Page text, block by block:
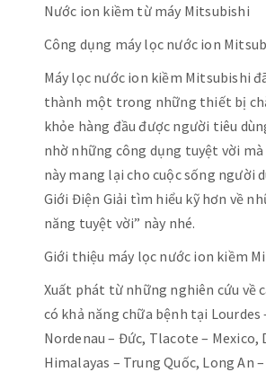
Nước ion kiềm từ máy Mitsubishi
Công dụng máy lọc nước ion
Máy lọc nước ion kiềm Mitsubishi
thành một trong những thiết bị
khỏe hàng đầu được người tiêu
nhờ những công dụng tuyệt vời
này mang lại cho cuộc sống người
Giới Điện Giải tìm hiểu kỹ hơn về
năng tuyệt vời” này nhé.
Giới thiệu máy lọc nước ion kiềm
Xuất phát từ những nghiên cứu về
có khả năng chữa bệnh tại Lourdes
Nordenau – Đức, Tlacote – Mexico,
Himalayas – Trung Quốc, Long An